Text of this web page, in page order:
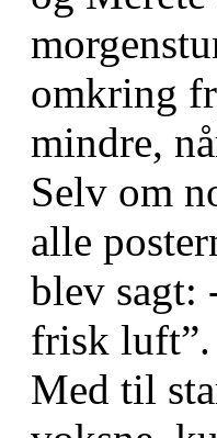
omkring
mindre,
Selv om
alle
blev sagt:
frisk luft”.
Med til